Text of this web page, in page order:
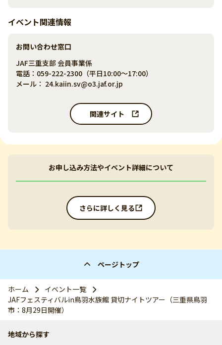
イベント関連情報
お問い合わせ窓口
JAF三重支部 会員事業係
電話：059-222-2300（平日10:00～17:00）
メール： 24.kaiin.sv@o3.jaf.or.jp
関連サイト
お申し込み方法やイベント詳細について
さらに詳しく見る
ページトップ
ホーム
イベント一覧
JAFフェスティバルin鳥羽水族館 貸切ナイトツアー（三重県鳥羽
市：8月29日開催）
地域から探す